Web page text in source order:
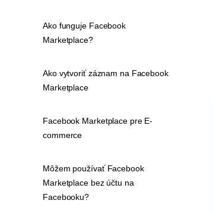
Ako funguje Facebook
Marketplace?
Ako vytvoriť záznam na Facebook
Marketplace
Facebook Marketplace pre E-
commerce
Môžem používať Facebook
Marketplace bez účtu na
Facebooku?